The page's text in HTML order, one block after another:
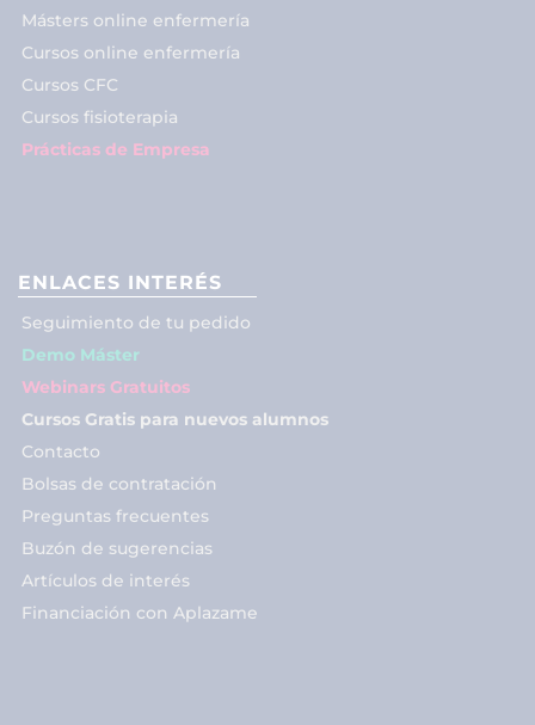
Másters online enfermería
Cursos online enfermería
Cursos CFC
Cursos fisioterapia
Prácticas de Empresa
ENLACES INTERÉS
Seguimiento de tu pedido
Demo Máster
Webinars Gratuitos
Cursos Gratis para nuevos alumnos
Contacto
Bolsas de contratación
Preguntas frecuentes
Buzón de sugerencias
Artículos de interés
Financiación con Aplazame